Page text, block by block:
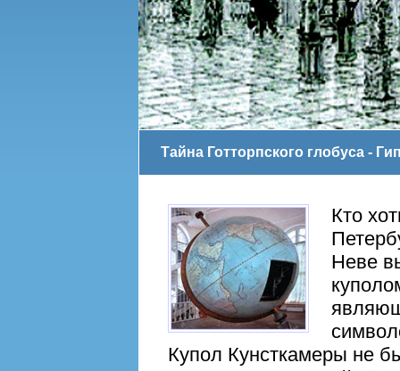
Тайна Готторпского глобуса -
Кто
Неве
Купол Кунсткамеры не